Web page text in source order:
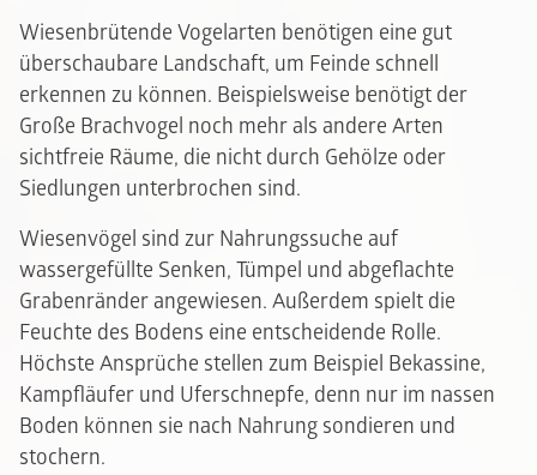
Wiesenbrütende Vogelarten benötigen eine gut
überschaubare Landschaft, um Feinde schnell
erkennen zu können. Beispielsweise benötigt der
Große Brachvogel noch mehr als andere Arten
sichtfreie Räume, die nicht durch Gehölze oder
Siedlungen unterbrochen sind.
Wiesenvögel sind zur Nahrungssuche auf
wassergefüllte Senken, Tümpel und abgeflachte
Grabenränder angewiesen. Außerdem spielt die
Feuchte des Bodens eine entscheidende Rolle.
Höchste Ansprüche stellen zum Beispiel Bekassine,
Kampfläufer und Uferschnepfe, denn nur im nassen
Boden können sie nach Nahrung sondieren und
stochern.